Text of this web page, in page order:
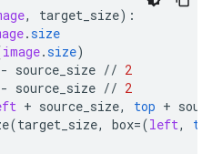
, target_size) :
.size
image.size)
- source_size // 2
- source_size // 2
+ source_size, top +
(target_size, box=(left,